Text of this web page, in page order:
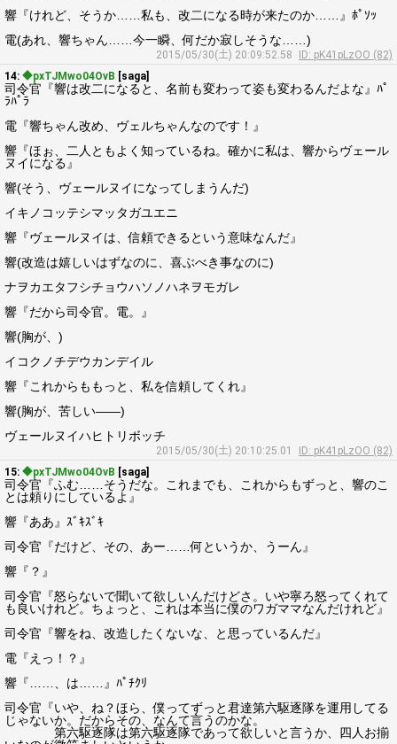
響『けれど、そうか……私も、改二になる時が来たのか……』ﾎﾟｿｯ
電(あれ、響ちゃん……今一瞬、何だか寂しそうな……)
2015/05/30(土) 20:09:52.58
ID: pK41pLzOO (82)
14: ◆pxTJMwo04OvB [saga]
司令官『響は改二になると、名前も変わって姿も変わるんだよな』ﾊﾟ
ﾗﾊﾟﾗ
電『響ちゃん改め、ヴェルちゃんなのです！』
響『ほぉ、二人ともよく知っているね。確かに私は、響からヴェール
ヌイになる』
響(そう、ヴェールヌイになってしまうんだ)
イキノコッテシマッタガユエニ
響『ヴェールヌイは、信頼できるという意味なんだ』
響(改造は嬉しいはずなのに、喜ぶべき事なのに)
ナヲカエタフシチョウハソノハネヲモガレ
響『だから司令官。電。』
響(胸が、)
イコクノチデウカンデイル
響『これからももっと、私を信頼してくれ』
響(胸が、苦しい――)
ヴェールヌイハヒトリボッチ
2015/05/30(土) 20:10:25.01
ID: pK41pLzOO (82)
15: ◆pxTJMwo04OvB [saga]
司令官『ふむ……そうだな。これまでも、これからもずっと、響のこ
とは頼りにしているよ』
響『ああ』ｽﾞｷｽﾞｷ
司令官『だけど、その、あー……何というか、うーん』
響『？』
司令官『怒らないで聞いて欲しいんだけどさ。いや寧ろ怒ってくれて
も良いけれど。ちょっと、これは本当に僕のワガママなんだけれど』
司令官『響をね、改造したくないな、と思っているんだ』
電『えっ！？』
響『……、は……』ﾊﾟﾁｸﾘ
司令官『いや、ね？ほら、僕ってずっと君達第六駆逐隊を運用してる
じゃないか。だからその、なんて言うのかな。
第六駆逐隊は第六駆逐隊であって欲しいと言うか、四人お揃